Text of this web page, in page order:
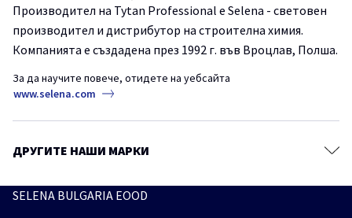
Химически Анкери
Системи за Топлоизолация
Покривни Фолиа
Ленти
Аксесоари
Как лесно и надеждно да монтираме декоративни панели на
стената?
СтроителниРешения
Полиуретанови монтажни пени- професионалистите питат, TYTAN
TYTANProfessional
Производител на Tytan Professional е Selena - световен
производител и дистрибутор на строителна химия.
Компанията е създадена през 1992 г. във Вроцлав, Полша.
За да научите повече, отидете на уебсайта
www.selena.com
ДРУГИТЕ НАШИ МАРКИ
SELENA BULGARIA EOOD